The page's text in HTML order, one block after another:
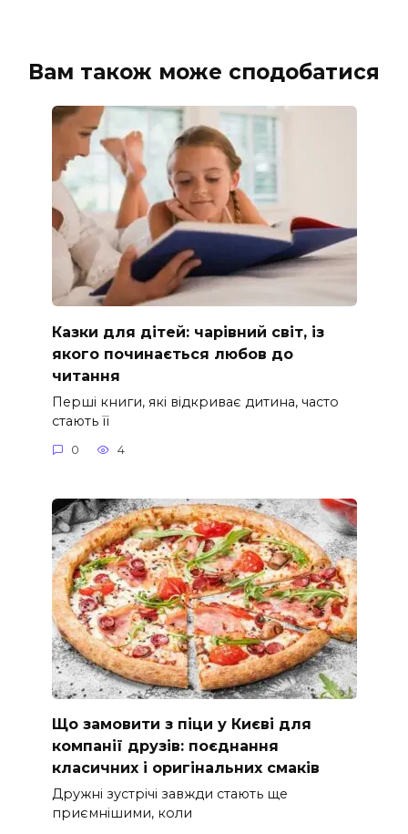
Вам також може сподобатися
Казки для дітей: чарівний світ, із
якого починається любов до
читання
Перші книги, які відкриває дитина, часто
стають її
0 4
Що замовити з піци у Києві для
компанії друзів: поєднання
класичних і оригінальних смаків
Дружні зустрічі завжди стають ще
приємнішими, коли